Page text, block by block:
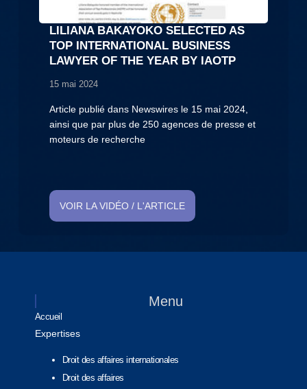
LILIANA BAKAYOKO SELECTED AS
TOP INTERNATIONAL BUSINESS
LAWYER OF THE YEAR BY IAOTP
15 mai 2024
Article publié dans Newswires le 15 mai 2024,
ainsi que par plus de 250 agences de presse et
moteurs de recherche
VOIR LA VIDÉO / L'ARTICLE
Menu
Accueil
Expertises
Droit des affaires internationales
Droit des affaires